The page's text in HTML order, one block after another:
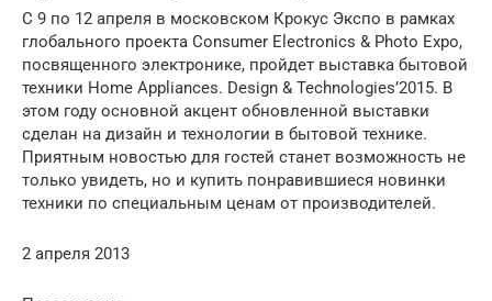
С 9 по 12 апреля в московском Крокус Экспо в рамках
глобального проекта Consumer Electronics & Photo Expo,
посвященного электронике, пройдет выставка бытовой
техники Home Appliances. Design & Technologies’2015. В
этом году основной акцент обновленной выставки
сделан на дизайн и технологии в бытовой технике.
Приятным новостью для гостей станет возможность не
только увидеть, но и купить понравившиеся новинки
техники по специальным ценам от производителей.
2 апреля 2013